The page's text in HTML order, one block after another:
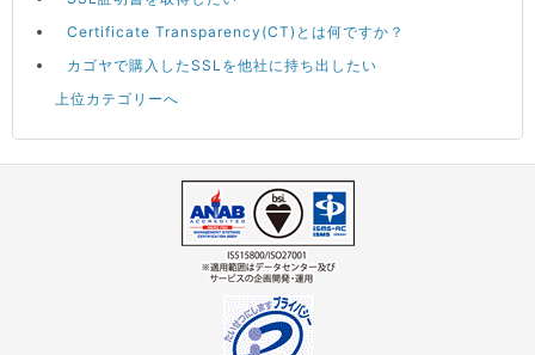
Certificate Transparency(CT)とは何ですか？
カゴヤで購入したSSLを他社に持ち出したい
上位カテゴリーへ